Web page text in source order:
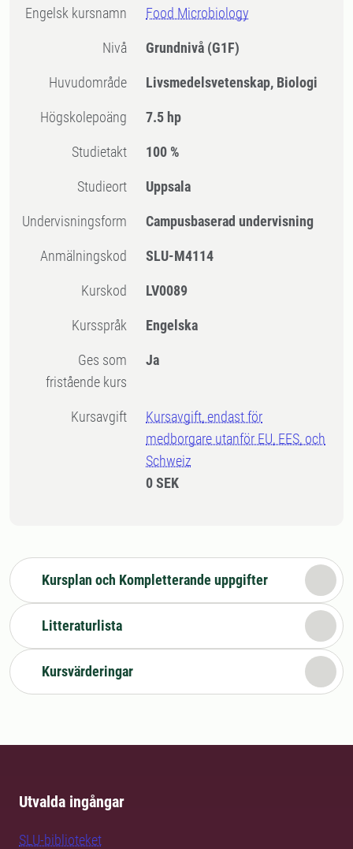
Engelsk kursnamn Food Microbiology
Nivå Grundnivå (G1F)
Huvudområde Livsmedelsvetenskap, Biologi
högskolepoäng 7.5 hp
Studietakt 100 %
Studieort Uppsala
Undervisningsform Campusbaserad undervisning
Anmälningskod SLU-M4114
Kurskod LV0089
Kursspråk Engelska
Ges som
fristående kurs
Ja
Kursavgift
Kursavgift, endast för
medborgare utanför EU, EES, och
Schweiz
0 SEK
Kursplan och Kompletterande uppgifter
Litteraturlista
Kursvärderingar
Utvalda ingångar
SLU-biblioteket